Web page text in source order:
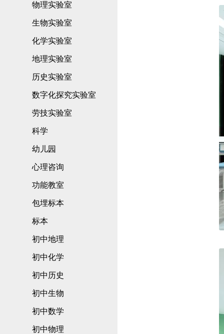
物理实验室
生物实验室
化学实验室
地理实验室
历史实验室
数字化探究实验室
劳技实验室
科学
幼儿园
心理咨询
功能教室
包埋标本
标本
初中地理
初中化学
初中历史
初中生物
初中数学
初中物理